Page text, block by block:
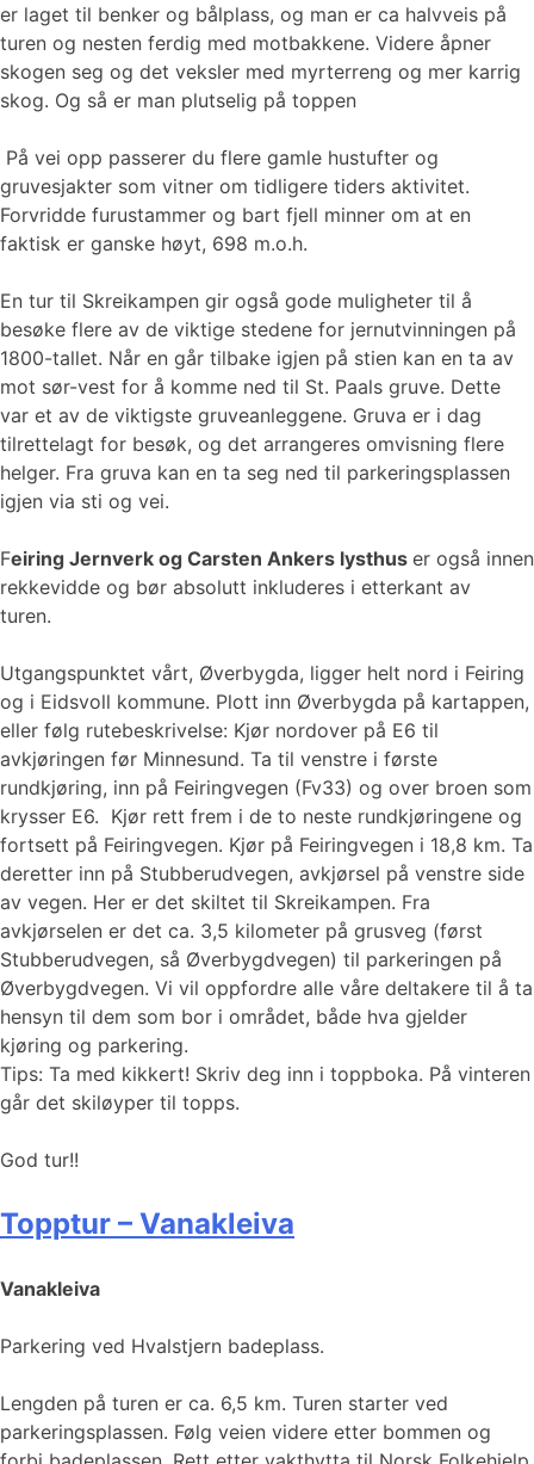
er laget til benker og bålplass, og man er ca halvveis på
turen og nesten ferdig med motbakkene. Videre åpner
skogen seg og det veksler med myrterreng og mer karrig
skog. Og så er man plutselig på toppen
På vei opp passerer du flere gamle hustufter og
gruvesjakter som vitner om tidligere tiders aktivitet.
Forvridde furustammer og bart fjell minner om at en
faktisk er ganske høyt, 698 m.o.h.
En tur til Skreikampen gir også gode muligheter til å
besøke flere av de viktige stedene for jernutvinningen på
1800-tallet. Når en går tilbake igjen på stien kan en ta av
mot sør-vest for å komme ned til St. Paals gruve. Dette
var et av de viktigste gruveanleggene. Gruva er i dag
tilrettelagt for besøk, og det arrangeres omvisning flere
helger. Fra gruva kan en ta seg ned til parkeringsplassen
igjen via sti og vei.
Feiring Jernverk og Carsten Ankers lysthus er også innen
rekkevidde og bør absolutt inkluderes i etterkant av
turen.
Utgangspunktet vårt, Øverbygda, ligger helt nord i Feiring
og i Eidsvoll kommune. Plott inn Øverbygda på kartappen,
eller følg rutebeskrivelse: Kjør nordover på E6 til
avkjøringen før Minnesund. Ta til venstre i første
rundkjøring, inn på Feiringvegen (Fv33) og over broen som
krysser E6. Kjør rett frem i de to neste rundkjøringene og
fortsett på Feiringvegen. Kjør på Feiringvegen i 18,8 km. Ta
deretter inn på Stubberudvegen, avkjørsel på venstre side
av vegen. Her er det skiltet til Skreikampen. Fra
avkjørselen er det ca. 3,5 kilometer på grusveg (først
Stubberudvegen, så Øverbygdvegen) til parkeringen på
Øverbygdvegen. Vi vil oppfordre alle våre deltakere til å ta
hensyn til dem som bor i området, både hva gjelder
kjøring og parkering.
Tips: Ta med kikkert! Skriv deg inn i toppboka. På vinteren
går det skiløyper til topps.
God tur!!
Topptur – Vanakleiva
Vanakleiva
Parkering ved Hvalstjern badeplass.
Lengden på turen er ca. 6,5 km. Turen starter ved
parkeringsplassen. Følg veien videre etter bommen og